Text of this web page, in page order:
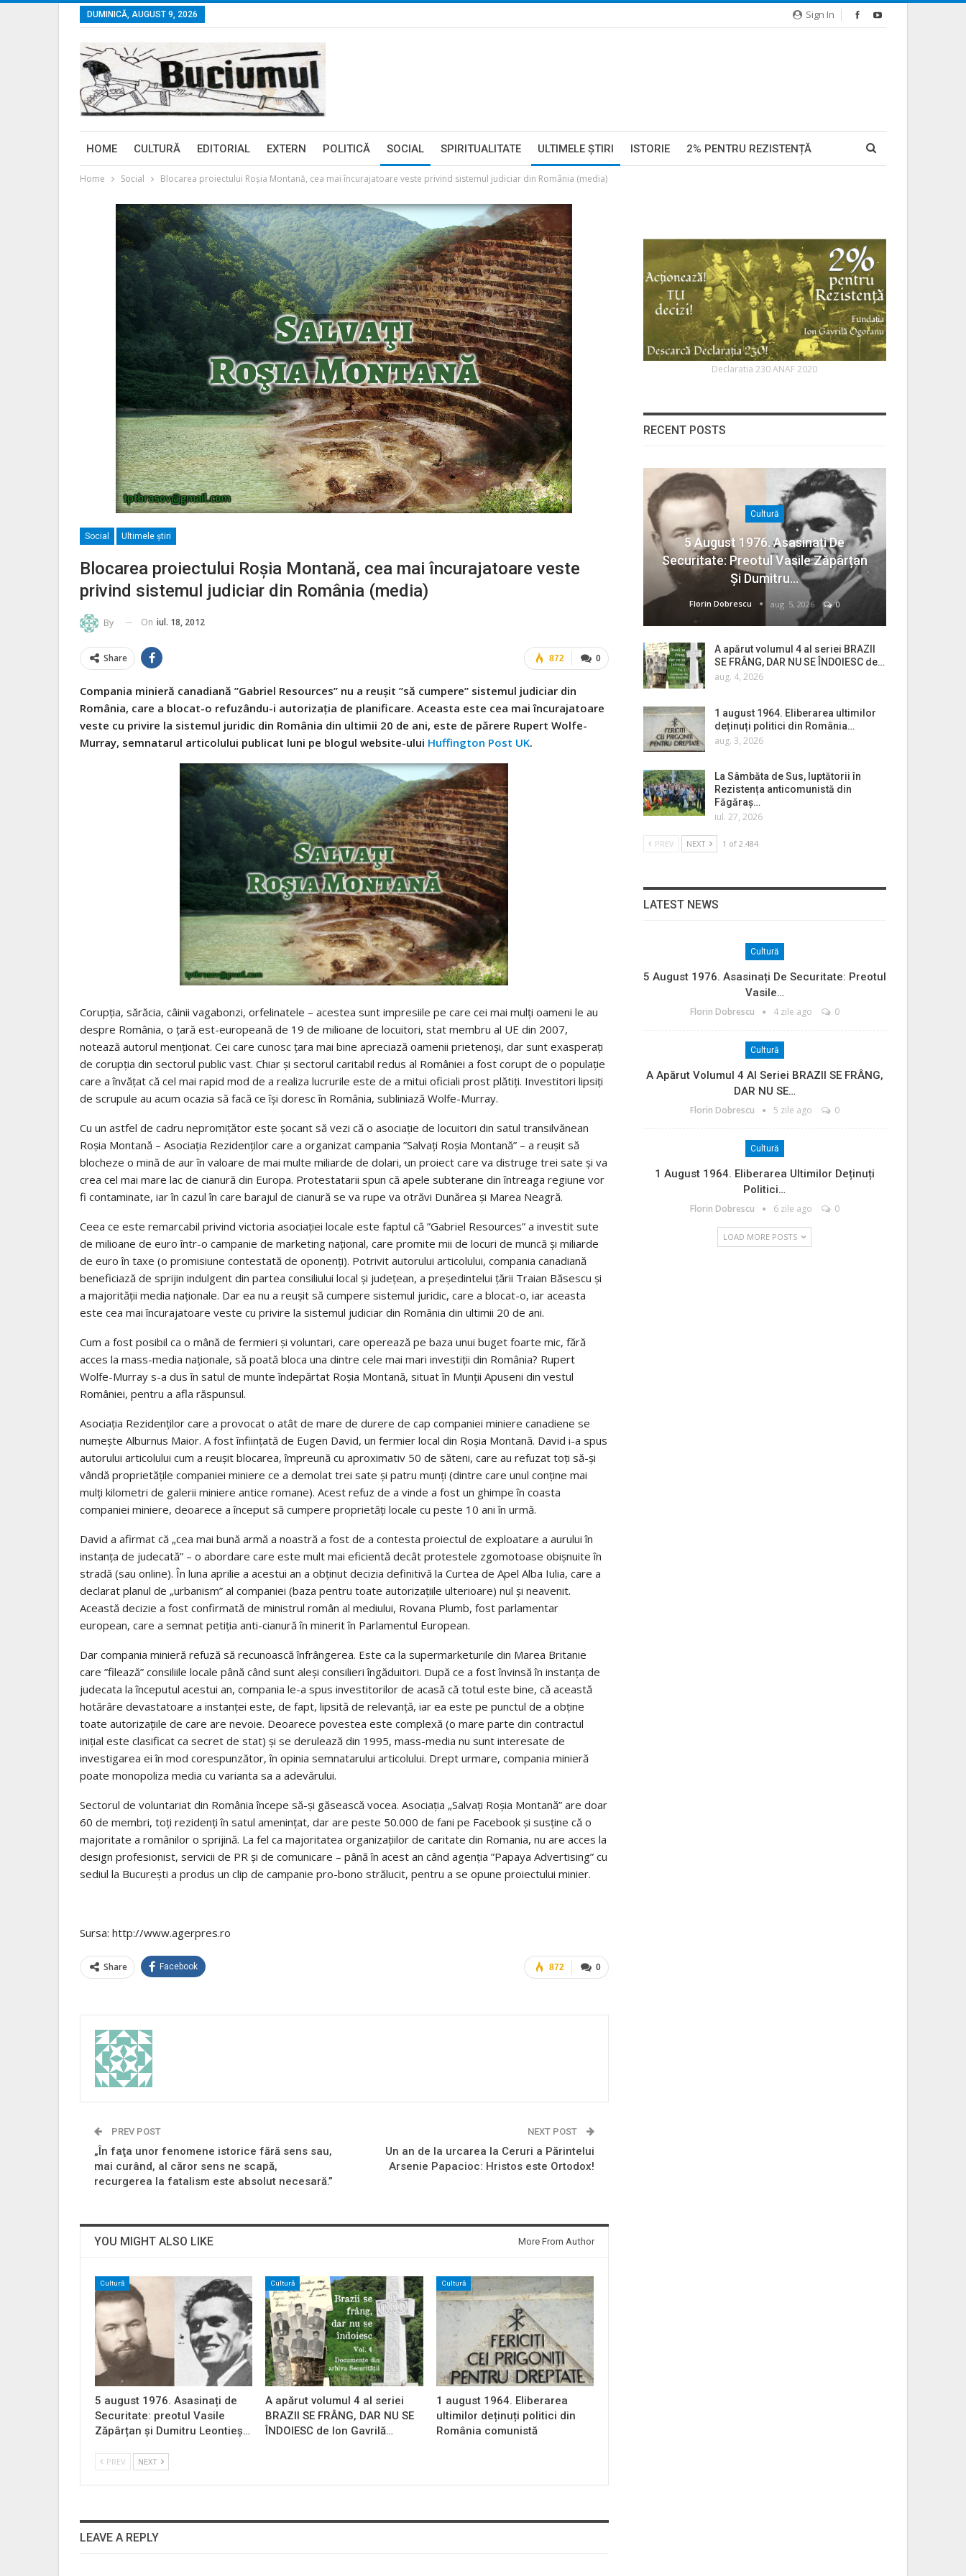
Sign In
DUMINICĂ, AUGUST 9, 2026
HOME CULTURĂ EDITORIAL EXTERN POLITICĂ SOCIAL SPIRITUALITATE ULTIMELE ŞTIRI ISTORIE 2% PENTRU REZISTENȚĂ
Home Social Blocarea proiectului Roşia Montană, cea mai încurajatoare veste privind sistemul judiciar din România (media)
Social Ultimele ştiri
Blocarea proiectului Roşia Montană, cea mai încurajatoare veste
privind sistemul judiciar din România (media)
By On iul. 18, 2012
0
872
Share
Compania minieră canadiană ”Gabriel Resources” nu a reuşit ”să cumpere” sistemul judiciar din
România, care a blocat-o refuzându-i autorizaţia de planificare. Aceasta este cea mai încurajatoare
veste cu privire la sistemul juridic din România din ultimii 20 de ani, este de părere Rupert Wolfe-
Murray, semnatarul articolului publicat luni pe blogul website-ului Huffington Post UK.
Corupţia, sărăcia, câinii vagabonzi, orfelinatele – acestea sunt impresiile pe care cei mai mulţi oameni le au
despre România, o ţară est-europeană de 19 de milioane de locuitori, stat membru al UE din 2007,
notează autorul menţionat. Cei care cunosc ţara mai bine apreciază oamenii prietenoşi, dar sunt exasperaţi
de corupţia din sectorul public vast. Chiar şi sectorul caritabil redus al României a fost corupt de o populaţie
care a învăţat că cel mai rapid mod de a realiza lucrurile este de a mitui oficiali prost plătiţi. Investitori lipsiţi
de scrupule au acum ocazia să facă ce îşi doresc în România, subliniază Wolfe-Murray.
Cu un astfel de cadru nepromiţător este şocant să vezi că o asociaţie de locuitori din satul transilvănean
Roşia Montană – Asociaţia Rezidenţilor care a organizat campania ”Salvaţi Roşia Montană” – a reuşit să
blocheze o mină de aur în valoare de mai multe miliarde de dolari, un proiect care va distruge trei sate şi va
crea cel mai mare lac de cianură din Europa. Protestatarii spun că apele subterane din întreaga regiune vor
fi contaminate, iar în cazul în care barajul de cianură se va rupe va otrăvi Dunărea şi Marea Neagră.
Ceea ce este remarcabil privind victoria asociaţiei locale este faptul că ”Gabriel Resources” a investit sute
de milioane de euro într-o campanie de marketing naţional, care promite mii de locuri de muncă şi miliarde
de euro în taxe (o promisiune contestată de oponenţi). Potrivit autorului articolului, compania canadiană
beneficiază de sprijin indulgent din partea consiliului local şi judeţean, a preşedintelui ţării Traian Băsescu şi
a majorităţii media naţionale. Dar ea nu a reuşit să cumpere sistemul juridic, care a blocat-o, iar aceasta
este cea mai încurajatoare veste cu privire la sistemul judiciar din România din ultimii 20 de ani.
Cum a fost posibil ca o mână de fermieri şi voluntari, care operează pe baza unui buget foarte mic, fără
acces la mass-media naţionale, să poată bloca una dintre cele mai mari investiţii din România? Rupert
Wolfe-Murray s-a dus în satul de munte îndepărtat Roşia Montană, situat în Munţii Apuseni din vestul
României, pentru a afla răspunsul.
Asociaţia Rezidenţilor care a provocat o atât de mare de durere de cap companiei miniere canadiene se
numeşte Alburnus Maior. A fost înfiinţată de Eugen David, un fermier local din Roşia Montană. David i-a spus
autorului articolului cum a reuşit blocarea, împreună cu aproximativ 50 de săteni, care au refuzat toţi să-şi
vândă proprietăţile companiei miniere ce a demolat trei sate şi patru munţi (dintre care unul conţine mai
mulţi kilometri de galerii miniere antice romane). Acest refuz de a vinde a fost un ghimpe în coasta
companiei miniere, deoarece a început să cumpere proprietăţi locale cu peste 10 ani în urmă.
David a afirmat că „cea mai bună armă a noastră a fost de a contesta proiectul de exploatare a aurului în
instanţa de judecată” – o abordare care este mult mai eficientă decât protestele zgomotoase obişnuite în
stradă (sau online). În luna aprilie a acestui an a obţinut decizia definitivă la Curtea de Apel Alba Iulia, care a
declarat planul de „urbanism” al companiei (baza pentru toate autorizaţiile ulterioare) nul şi neavenit.
Această decizie a fost confirmată de ministrul român al mediului, Rovana Plumb, fost parlamentar
european, care a semnat petiţia anti-cianură în minerit în Parlamentul European.
Dar compania minieră refuză să recunoască înfrângerea. Este ca la supermarketurile din Marea Britanie
care ”filează” consiliile locale până când sunt aleşi consilieri îngăduitori. După ce a fost învinsă în instanţa de
judecata la începutul acestui an, compania le-a spus investitorilor de acasă că totul este bine, că această
hotărâre devastatoare a instanţei este, de fapt, lipsită de relevanţă, iar ea este pe punctul de a obţine
toate autorizaţiile de care are nevoie. Deoarece povestea este complexă (o mare parte din contractul
iniţial este clasificat ca secret de stat) şi se derulează din 1995, mass-media nu sunt interesate de
investigarea ei în mod corespunzător, în opinia semnatarului articolului. Drept urmare, compania minieră
poate monopoliza media cu varianta sa a adevărului.
Sectorul de voluntariat din România începe să-şi găsească vocea. Asociaţia „Salvaţi Roşia Montană” are doar
60 de membri, toţi rezidenţi în satul ameninţat, dar are peste 50.000 de fani pe Facebook şi susţine că o
majoritate a românilor o sprijină. La fel ca majoritatea organizaţiilor de caritate din Romania, nu are acces la
design profesionist, servicii de PR şi de comunicare – până în acest an când agenţia ”Papaya Advertising” cu
sediul la Bucureşti a produs un clip de campanie pro-bono strălucit, pentru a se opune proiectului minier.
Sursa: http://www.agerpres.ro
0
872
Share Facebook
PREV POST
„În faţa unor fenomene istorice fără sens sau,
mai curând, al căror sens ne scapă,
recurgerea la fatalism este absolut necesară.”
NEXT POST
Un an de la urcarea la Ceruri a Părintelui
Arsenie Papacioc: Hristos este Ortodox!
YOU MIGHT ALSO LIKE More From Author
Cultură
5 august 1976. Asasinați de
Securitate: preotul Vasile
Zăpârțan și Dumitru Leontieș…
Cultură
A apărut volumul 4 al seriei
BRAZII SE FRÂNG, DAR NU SE
ÎNDOIESC de Ion Gavrilă…
Cultură
1 august 1964. Eliberarea
ultimilor deținuți politici din
România comunistă
PREV NEXT
LEAVE A REPLY
Declaratia 230 ANAF 2020
RECENT POSTS
Cultură
5 August 1976. Asasinați De
Securitate: Preotul Vasile Zăpârțan
Și Dumitru…
Florin Dobrescu aug. 5, 2026 0
A apărut volumul 4 al seriei BRAZII
SE FRÂNG, DAR NU SE ÎNDOIESC de…
aug. 4, 2026
1 august 1964. Eliberarea ultimilor
deținuți politici din România…
aug. 3, 2026
La Sâmbăta de Sus, luptătorii în
Rezistența anticomunistă din
Făgăraș…
iul. 27, 2026
PREV NEXT 1 of 2.484
LATEST NEWS
Cultură
5 August 1976. Asasinați De Securitate: Preotul
Vasile…
Florin Dobrescu 4 zile ago 0
Cultură
A Apărut Volumul 4 Al Seriei BRAZII SE FRÂNG,
DAR NU SE…
Florin Dobrescu 5 zile ago 0
Cultură
1 August 1964. Eliberarea Ultimilor Deținuți
Politici…
Florin Dobrescu 6 zile ago 0
LOAD MORE POSTS